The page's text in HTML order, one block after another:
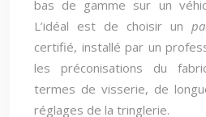
bas de gamme sur un
L’idéal est de choisir un
certifié, installé par un
les préconisations du
termes de visserie, de
réglages de la tringlerie.